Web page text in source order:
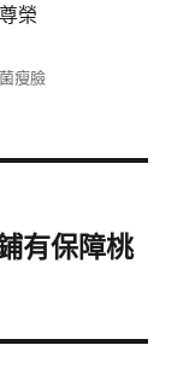
榮
瘦臉
有保障桃